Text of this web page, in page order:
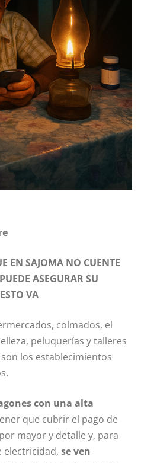
EN SAJOMA NO CUENTE
ASEGURAR SU
VA
colmados, el
peluquerías y talleres
los establecimientos
con una alta
que cubrir el pago de
mayor y detalle y, para
electricidad, se ven